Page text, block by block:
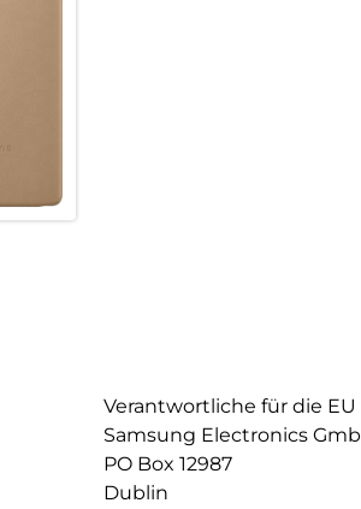
Verantwortliche für die EU
Samsung Electronics
PO Box 12987
Dublin